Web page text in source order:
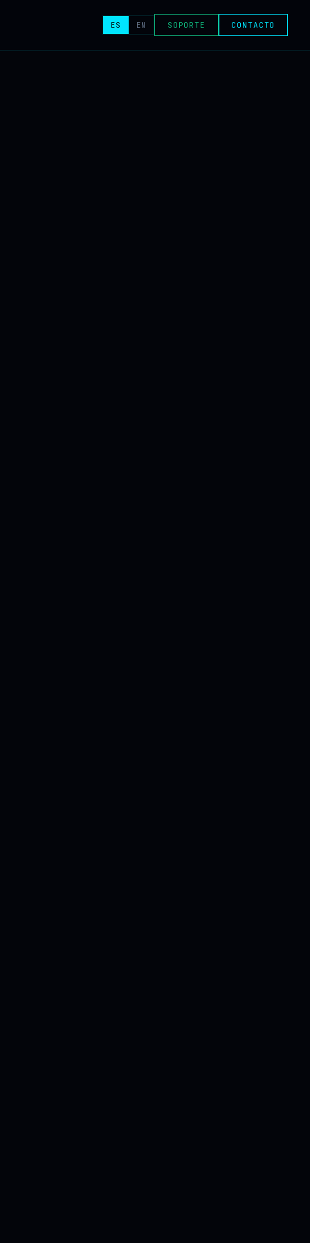
ES EN SOPORTE CONTACTO